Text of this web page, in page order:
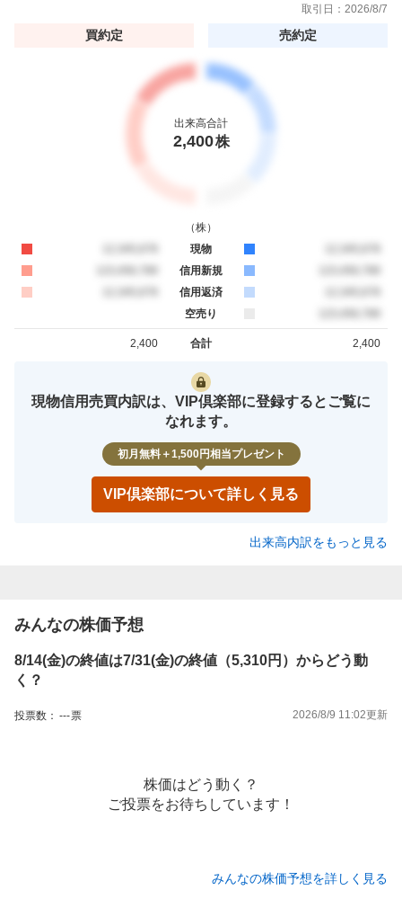
取引日： 2026/8/7
買約定 売約定
出来高合計
2,400株
（株）
現物
信用新規
信用返済
空売り
合計
2,400 2,400
現物信用売買内訳は、VIP倶楽部に登録するとご覧に
なれます。
初月無料＋1,500円相当プレゼント
VIP倶楽部について詳しく見る
出来高内訳をもっと見る
みんなの株価予想
8/14(金)の終値は7/31(金)の終値（5,310円）からどう動
く？
投票数： ---票 2026/8/9 11:02更新
株価はどう動く？
ご投票をお待ちしています！
みんなの株価予想を詳しく見る